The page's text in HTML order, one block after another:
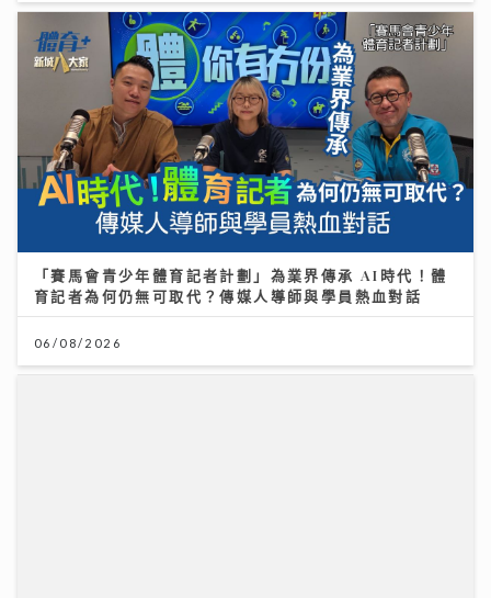
「賽馬會青少年體育記者計劃」為業界傳承 AI時代！體
育記者為何仍無可取代？傳媒人導師與學員熱血對話
06/08/2026